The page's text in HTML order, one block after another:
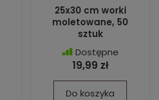
25x30 cm worki
moletowane, 50
sztuk
Dostępne
19,99 zł
Do koszyka